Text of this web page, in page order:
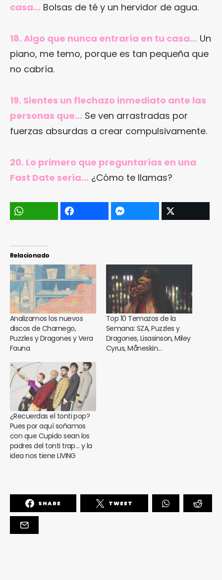
casa… Bolsas de té y un hervidor de agua.
18. Algo que nunca entraría en tu casa… Un
piano, me temo, porque es tan pequeña que
no cabría.
19. Sientes un flechazo inmediato ante las
personas que… Se ven arrastradas por
fuerzas absurdas a crear compulsivamente.
20. Lo primero que preguntarías en una
Fast Date sería… ¿Cómo te llamas?
Relacionado
Analizamos los nuevos
discos de Charnego,
Puzzles y Dragones y Vera
Fauna
Top 10 Temazos de la
Semana: SZA, Puzzles y
Dragones, Lisasinson, Miley
Cyrus, Måneskin…
¿Recuerdas el tonti pop?
Pues por aquí soñamos
con que Cupido sean los
padres del tonti trap… y la
idea nos tiene LIVING
SHARE TWEET